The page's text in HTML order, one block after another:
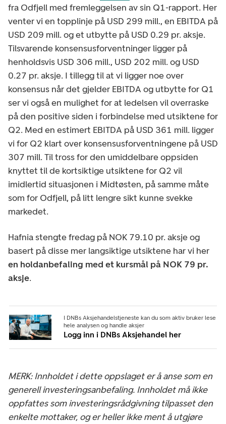
fra Odfjell med fremleggelsen av sin Q1-rapport. Her
venter vi en topplinje på USD 299 mill., en EBITDA på
USD 209 mill. og et utbytte på USD 0.29 pr. aksje.
Tilsvarende konsensusforventninger ligger på
henholdsvis USD 306 mill., USD 202 mill. og USD
0.27 pr. aksje. I tillegg til at vi ligger noe over
konsensus når det gjelder EBITDA og utbytte for Q1
ser vi også en mulighet for at ledelsen vil overraske
på den positive siden i forbindelse med utsiktene for
Q2. Med en estimert EBITDA på USD 361 mill. ligger
vi for Q2 klart over konsensusforventningene på USD
307 mill. Til tross for den umiddelbare oppsiden
knyttet til de kortsiktige utsiktene for Q2 vil
imidlertid situasjonen i Midtøsten, på samme måte
som for Odfjell, på litt lengre sikt kunne svekke
markedet.
Hafnia stengte fredag på NOK 79.10 pr. aksje og
basert på disse mer langsiktige utsiktene har vi her
en holdanbefaling med et kursmål på NOK 79 pr.
aksje.
I DNBs Aksjehandelstjeneste kan du som aktiv bruker lese
hele analysen og handle aksjer
Logg inn i DNBs Aksjehandel her
MERK: Innholdet i dette oppslaget er å anse som en
generell investeringsanbefaling. Innholdet må ikke
oppfattes som investeringsrådgivning tilpasset den
enkelte mottaker, og er heller ikke ment å utgjøre